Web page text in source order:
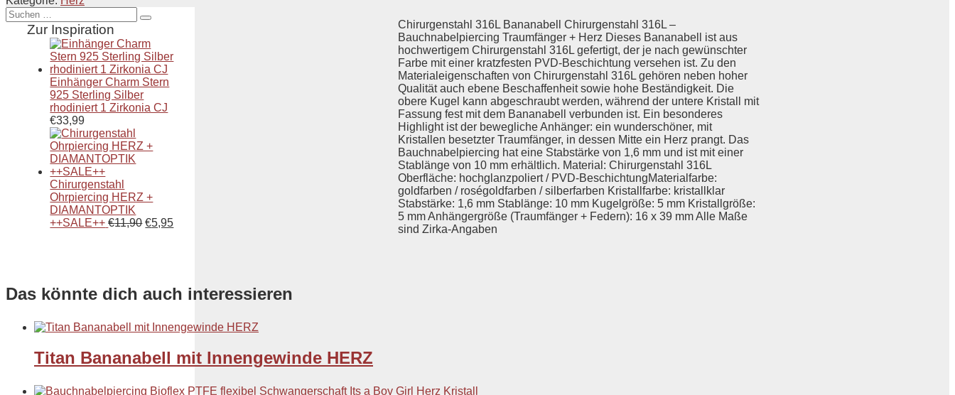
Chirurgenstahl 316L Bananabell Chirurgenstahl 316L –
Bauchnabelpiercing Traumfänger + Herz Dieses Bananabell ist aus
hochwertigem Chirurgenstahl 316L gefertigt, der je nach gewünschter
Farbe mit einer kratzfesten PVD-Beschichtung versehen ist. Zu den
Materialeigenschaften von Chirurgenstahl 316L gehören neben hoher
Qualität auch ebene Beschaffenheit sowie hohe Beständigkeit. Die
obere Kugel kann abgeschraubt werden, während der untere Kristall mit
Fassung fest mit dem Bananabell verbunden ist. Ein besonderes
Highlight ist der bewegliche Anhänger: ein wunderschöner, mit
Kristallen besetzter Traumfänger, in dessen Mitte ein Herz prangt. Das
Bauchnabelpiercing hat eine Stabstärke von 1,6 mm und ist mit einer
Stablänge von 10 mm erhältlich. Material: Chirurgenstahl 316L
Oberfläche: hochglanzpoliert / PVD-BeschichtungMaterialfarbe:
goldfarben / roségoldfarben / silberfarben Kristallfarbe: kristallklar
Stabstärke: 1,6 mm Stablänge: 10 mm Kugelgröße: 5 mm Kristallgröße:
5 mm Anhängergröße (Traumfänger + Federn): 16 x 39 mm Alle Maße
sind Zirka-Angaben
Das könnte dich auch interessieren
Titan Bananabell mit Innengewinde HERZ
Suche
nach:Zur Inspiration
Einhänger Charm Stern
925 Sterling Silber
rhodiniert 1 Zirkonia CJ
€33,99
Chirurgenstahl
Ohrpiercing HERZ +
DIAMANTOPTIK
++SALE++ €11,90 €5,95